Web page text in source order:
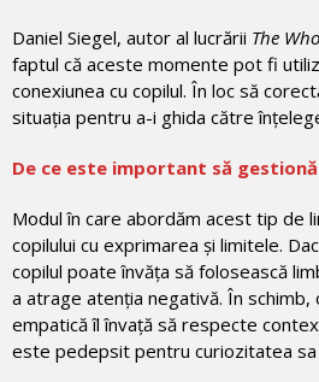
Daniel Siegel, autor al lucrării The
faptul că aceste momente pot fi
conexiunea cu copilul. În loc să
situația pentru a-i ghida către
De ce este important să
Modul în care abordăm acest tip de
copilului cu exprimarea și limitele.
copilul poate învăța să folosească
a atrage atenția negativă. În schimb,
empatică îl învață să respecte
este pedepsit pentru curiozitatea sa